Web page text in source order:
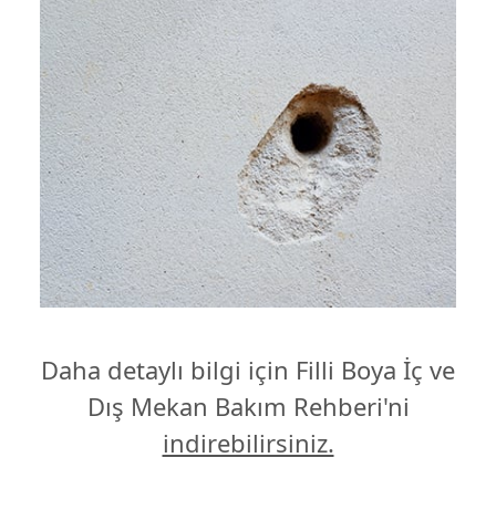
Daha detaylı bilgi için Filli Boya İç ve
Dış Mekan Bakım Rehberi'ni
indirebilirsiniz.